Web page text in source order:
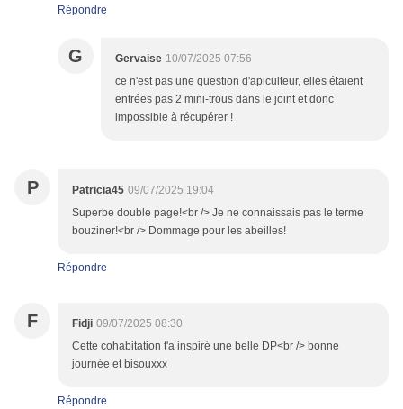
Répondre
G Gervaise 10/07/2025 07:56
ce n'est pas une question d'apiculteur, elles étaient
entrées pas 2 mini-trous dans le joint et donc
impossible à récupérer !
P Patricia45 09/07/2025 19:04
Superbe double page!<br /> Je ne connaissais pas le terme
bouziner!<br /> Dommage pour les abeilles!
Répondre
F Fidji 09/07/2025 08:30
Cette cohabitation t'a inspiré une belle DP<br /> bonne
journée et bisouxxx
Répondre